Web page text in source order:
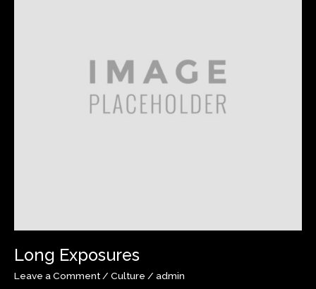
Long Exposures
Leave a Comment / Culture / admin